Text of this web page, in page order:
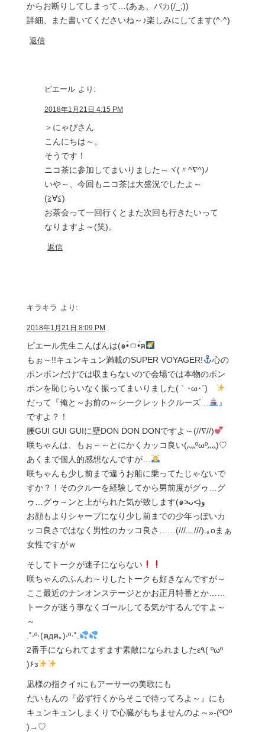
からお断りしてしまって…(あぁ、バカ(/_;))
詳細、また書いてくださいね～♪楽しみにしてます(^-^)
返信
ピエール より:
2018年1月21日 4:15 PM
＞にゃぴさん
こんにちは～。
そうです！
ニコ茶に参加してまいりました～ヾ(〃^∇^)ﾉ
いや～、今回もニコ茶は大盛況でしたよ～
(≧∀≦)
お茶会って一回行くとまた次回も行きたいって
なりますよ～(笑)。
返信
キラキラ より:
2018年1月21日 8:09 PM
ピエール先生こんばんは(๑•̀ㅁ•́ฅ
もぉ～!!キュンキュン満載のSUPER VOYAGER!
心の
ポンポンだけでは収まらないので会場では本物のポン
ポンを恥じらいなく振ってまいりました(｀･ω･´)ゞ
だって『俺と～お前の～シークレットクルーズ…
』
ですよ？！
腰GUI GUI GUIに壁DON DON DONですよ～(//∇//)
咲ちゃんは、もぉ～～とにかくカッコ良い(灬ºωº灬)♡
あくまで個人的感想なんですが…
咲ちゃんも少し前まで違うお船に乗ってたじゃないで
すか？！そのクルーを経験してから男前度がグゥ…グ
ゥ…グゥ～ンと上がられた気が致します(๑˃̵ᴗ˂̵)و
お顔もよりシャープになり少し前までの少年っぽいカ
ッコ良さではなく男性のカッコ良さ……(///﹏///).｡oまぁ
女性ですがｗ
そしてトークが迷子にならない
咲ちゃんのふんわ～りしたトークも好きなんですが～
ここ最近のナンオンステージとかお正月特番とか……
トークが迷う事なくゴールしてる気がするんですよ～
～
.˚‧º·(ฅдฅ｡)‧º·˚.
2番手になられてますます素敵になられましたε٩( ºωº
)۶з
凪様の指クイｯにもアーサーの美歌にも
だいもんの『必ず行くからそこで待ってろよ～』にも
キュンキュンしまくりで心臓がもちませんのよ～»-(ºOº
)→♡